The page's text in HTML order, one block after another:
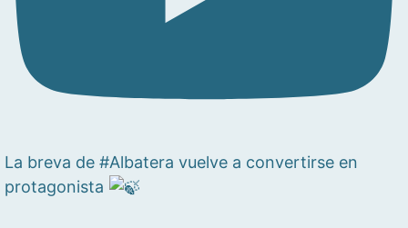
La breva de #Albatera vuelve a convertirse en
protagonista